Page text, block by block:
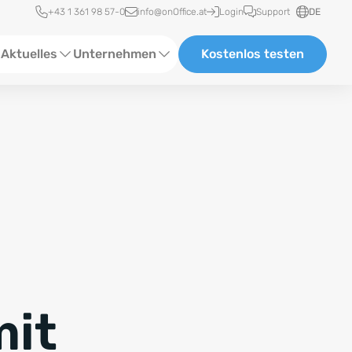
Schnellzugriff
+43 1 361 98 57-0 info@onOffice.at Login Support DE
Aktuelles Unternehmen Kostenlos testen